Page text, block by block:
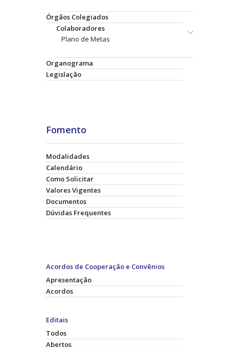
Órgãos Colegiados
Colaboradores
Plano de Metas
Organograma
Legislação
Fomento
Modalidades
Calendário
Como Solicitar
Valores Vigentes
Documentos
Dúvidas Frequentes
Acordos de Cooperação e Convênios
Apresentação
Acordos
Editais
Todos
Abertos